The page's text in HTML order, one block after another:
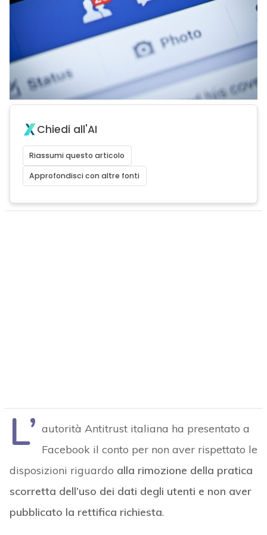
Chiedi all'AI
Riassumi questo articolo
Approfondisci con altre fonti
L’ autorità Antitrust italiana ha presentato a
Facebook il conto per non aver rispettato le
disposizioni riguardo alla rimozione della pratica
scorretta dell’uso dei dati degli utenti e non aver
pubblicato la rettifica richiesta.